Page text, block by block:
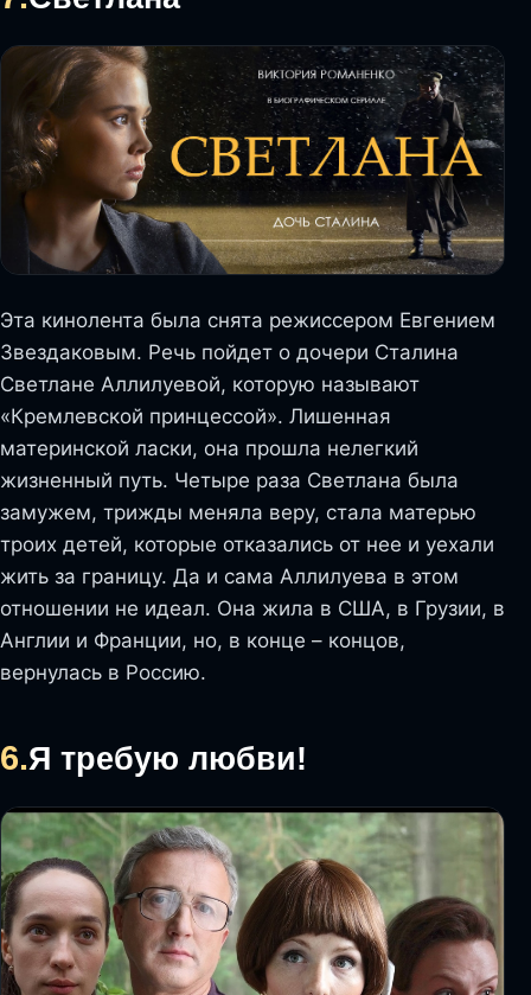
Эта кинолента была снята режиссером Евгением
Звездаковым. Речь пойдет о дочери Сталина
Светлане Аллилуевой, которую называют
«Кремлевской принцессой». Лишенная
материнской ласки, она прошла нелегкий
жизненный путь. Четыре раза Светлана была
замужем, трижды меняла веру, стала матерью
троих детей, которые отказались от нее и уехали
жить за границу. Да и сама Аллилуева в этом
отношении не идеал. Она жила в США, в Грузии, в
Англии и Франции, но, в конце – концов,
вернулась в Россию.
6.Я требую любви!